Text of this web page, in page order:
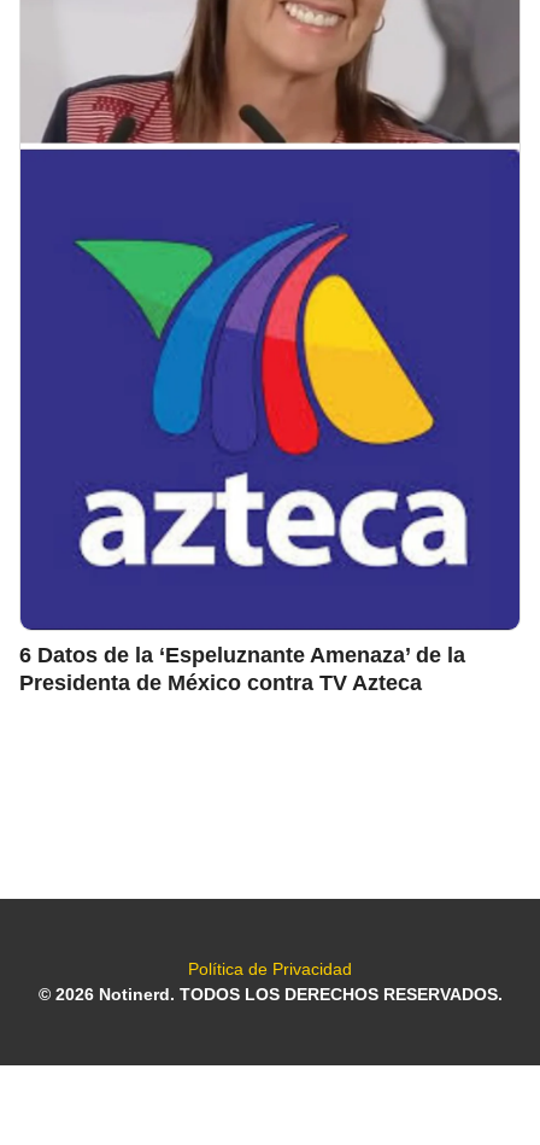
6 Datos de la ‘Espeluznante Amenaza’ de la
Presidenta de México contra TV Azteca
Política de Privacidad
© 2026 Notinerd. TODOS LOS DERECHOS RESERVADOS.